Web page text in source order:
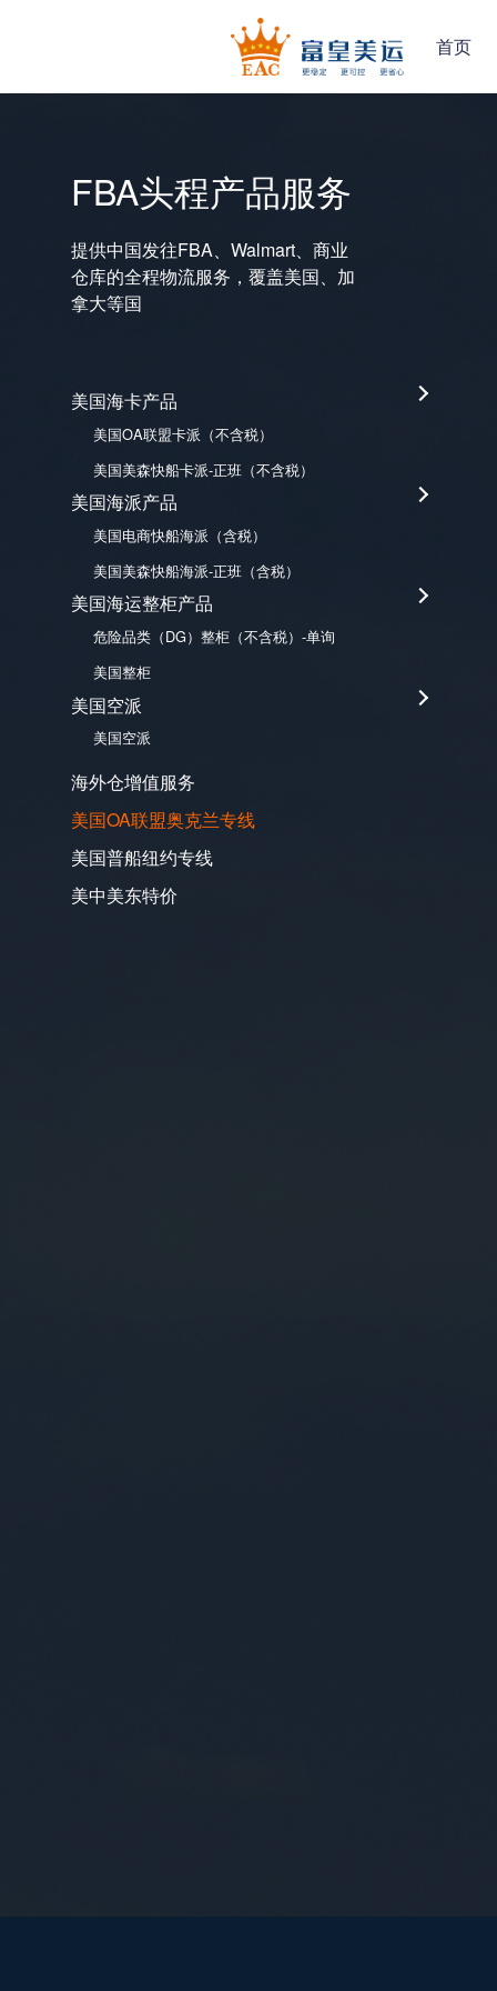
首页
FBA头程产品服务
提供中国发往FBA、Walmart、商业
仓库的全程物流服务，覆盖美国、加
拿大等国
美国海卡产品
美国OA联盟卡派（不含税）
美国美森快船卡派-正班（不含税）
美国海派产品
美国电商快船海派（含税）
美国美森快船海派-正班（含税）
美国海运整柜产品
危险品类（DG）整柜（不含税）-单询
美国整柜
美国空派
美国空派
海外仓增值服务
美国OA联盟奥克兰专线
美国普船纽约专线
美中美东特价